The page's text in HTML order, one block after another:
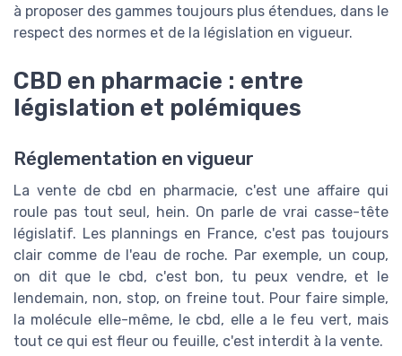
à proposer des gammes toujours plus étendues, dans le
respect des normes et de la législation en vigueur.
CBD en pharmacie : entre
législation et polémiques
Réglementation en vigueur
La vente de cbd en pharmacie, c'est une affaire qui
roule pas tout seul, hein. On parle de vrai casse-tête
législatif. Les plannings en France, c'est pas toujours
clair comme de l'eau de roche. Par exemple, un coup,
on dit que le cbd, c'est bon, tu peux vendre, et le
lendemain, non, stop, on freine tout. Pour faire simple,
la molécule elle-même, le cbd, elle a le feu vert, mais
tout ce qui est fleur ou feuille, c'est interdit à la vente.